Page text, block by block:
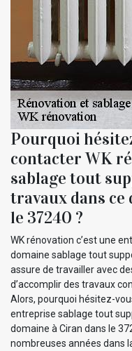
Pourquoi
contacter WK
sablage tout
travaux dans ce
le 37240 ?
WK rénovation c’est une
domaine sablage tout
assure de travailler avec
d’accomplir des travaux
Alors, pourquoi hésitez-
entreprise sablage tout
domaine à Ciran dans le
nombreuses années dans